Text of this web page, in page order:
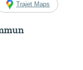
Trajet Maps